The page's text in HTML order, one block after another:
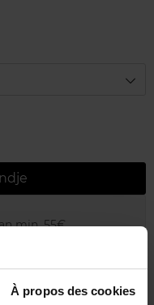
À propos des cookies
min. 55€